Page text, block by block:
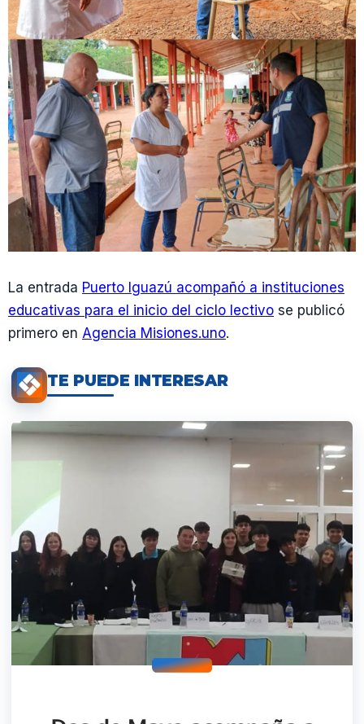
La entrada Puerto Iguazú acompañó a instituciones
educativas para el inicio del ciclo lectivo se publicó
primero en Agencia Misiones.uno.
TE PUEDE INTERESAR